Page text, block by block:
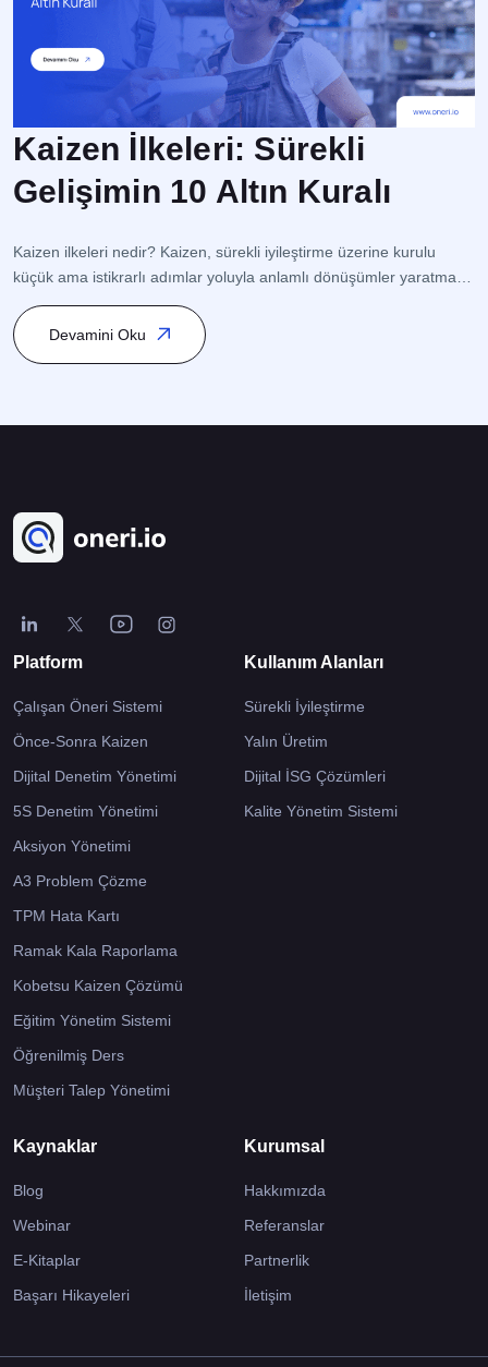
Kaizen İlkeleri: Sürekli
Gelişimin 10 Altın Kuralı
Kaizen ilkeleri nedir? Kaizen, sürekli iyileştirme üzerine kurulu
küçük ama istikrarlı adımlar yoluyla anlamlı dönüşümler yaratmaya
odaklanan bir Japon Felsefesidir. Bu yaklaşım, süreç yönetimi
(Process Management) ve kalite yönetimi (Quality Management)
ile ilişkilidir ve özellikle Toplam Kalite Yönetimi (TKY – Total Quality
Devamini Oku
Platform
Çalışan Öneri Sistemi
Önce-Sonra Kaizen
Dijital Denetim Yönetimi
5S Denetim Yönetimi
Aksiyon Yönetimi
A3 Problem Çözme
TPM Hata Kartı
Ramak Kala Raporlama
Kobetsu Kaizen Çözümü
Eğitim Yönetim Sistemi
Öğrenilmiş Ders
Müşteri Talep Yönetimi
Kullanım Alanları
Sürekli İyileştirme
Yalın Üretim
Dijital İSG Çözümleri
Kalite Yönetim Sistemi
Kaynaklar
Blog
Webinar
E-Kitaplar
Başarı Hikayeleri
Kurumsal
Hakkımızda
Referanslar
Partnerlik
İletişim